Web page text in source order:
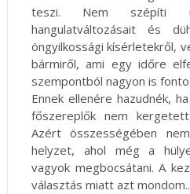
teszi. Nem szépíti
hangulatváltozásait és
öngyilkossági kísérletekről,
bármiről, ami egy időre
szempontból nagyon is
Ennek ellenére hazudnék,
főszereplők nem
Azért összességében
helyzet, ahol még a
vagyok megbocsátani. A
választás miatt azt